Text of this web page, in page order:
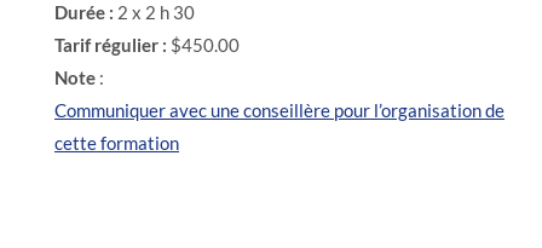
Durée : 2 x 2 h 30
Tarif régulier : $450.00
Note :
Communiquer avec une conseillère pour l’organisation de
cette formation